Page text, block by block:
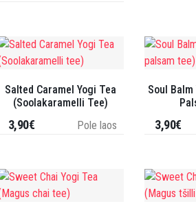
Salted Caramel Yogi Tea
(Soolakaramelli Tee)
Pole laos
3,90€
Soul
3,90€